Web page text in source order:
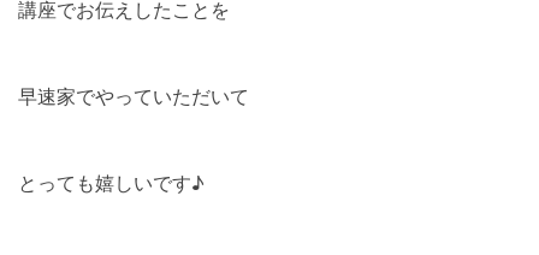
講座でお伝えしたことを
早速家でやっていただいて
とっても嬉しいです♪